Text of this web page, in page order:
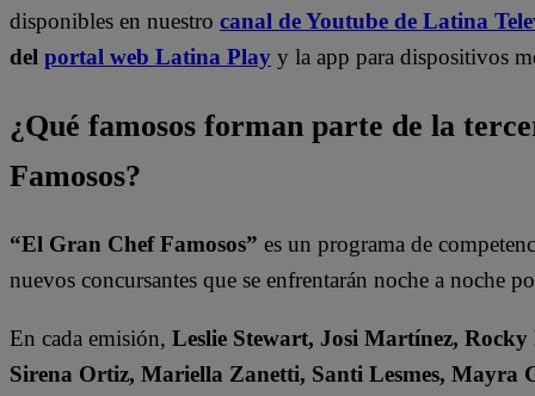
disponibles en nuestro canal de Youtube de Latina
del portal web Latina Play y la app para dispositivos
¿Qué famosos forman parte de la
Famosos?
“El Gran Chef Famosos” es un programa de
nuevos concursantes que se enfrentarán noche a noche
En cada emisión, Leslie Stewart, Josi Martínez, Rocky
Sirena Ortiz, Mariella Zanetti, Santi Lesmes, Mayra